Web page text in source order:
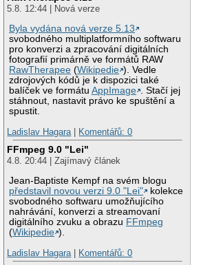
5.8. 12:44 | Nová verze
Byla vydána nová verze 5.13
svobodného multiplatformního softwaru
pro konverzi a zpracování digitálních
fotografií primárně ve formátů RAW
RawTherapee (Wikipedie ). Vedle
zdrojových kódů je k dispozici také
balíček ve formátuAppImage
. Stačí jej
stáhnout, nastavit právo ke spuštění a
spustit.
Ladislav Hagara | Komentářů: 0
FFmpeg 9.0 "Lei"
4.8. 20:44 | Zajímavý článek
Jean-Baptiste Kempf na svém blogu
představil novou verzi 9.0 "Lei"
kolekce
svobodného softwaru umožňujícího
nahrávání, konverzi a streamovaní
digitálního zvuku a obrazu FFmpeg
(Wikipedie ).
Ladislav Hagara | Komentářů: 0